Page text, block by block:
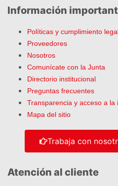
Información
Políticas y cumplimiento
Proveedores
Nosotros
Comunícate con la Junta
Directorio institucional
Preguntas frecuentes
Transparencia y acceso a la
Mapa del sitio
Trabaja con
Atención al cliente